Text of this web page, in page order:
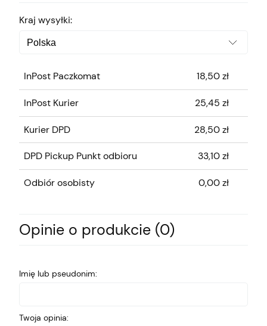
Kraj wysyłki:
InPost Paczkomat 18,50 zł
InPost Kurier 25,45 zł
Kurier DPD 28,50 zł
DPD Pickup Punkt odbioru 33,10 zł
Odbiór osobisty 0,00 zł
Opinie o produkcie (0)
Imię lub pseudonim:
Twoja opinia: